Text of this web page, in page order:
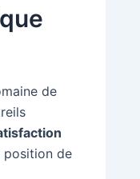
de
position de